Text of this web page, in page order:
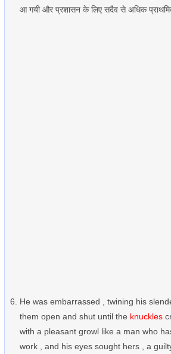
आ गयी और प्रशासन के लिए सदैव से अधिक
He was embarrassed , twining his
them open and shut until the knuckles
with a pleasant growl like a man who
work , and his eyes sought hers , a